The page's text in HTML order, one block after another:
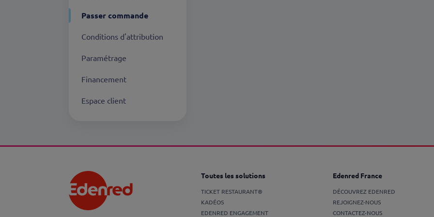
Passer commande
Conditions d'attribution
Paramétrage
Financement
Espace client
Toutes les solutions
TICKET RESTAURANT®
KADÉOS
EDENRED ENGAGEMENT
Edenred France
DÉCOUVREZ EDENRED
REJOIGNEZ-NOUS
CONTACTEZ-NOUS